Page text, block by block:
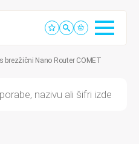
brezžični Nano Router COMET